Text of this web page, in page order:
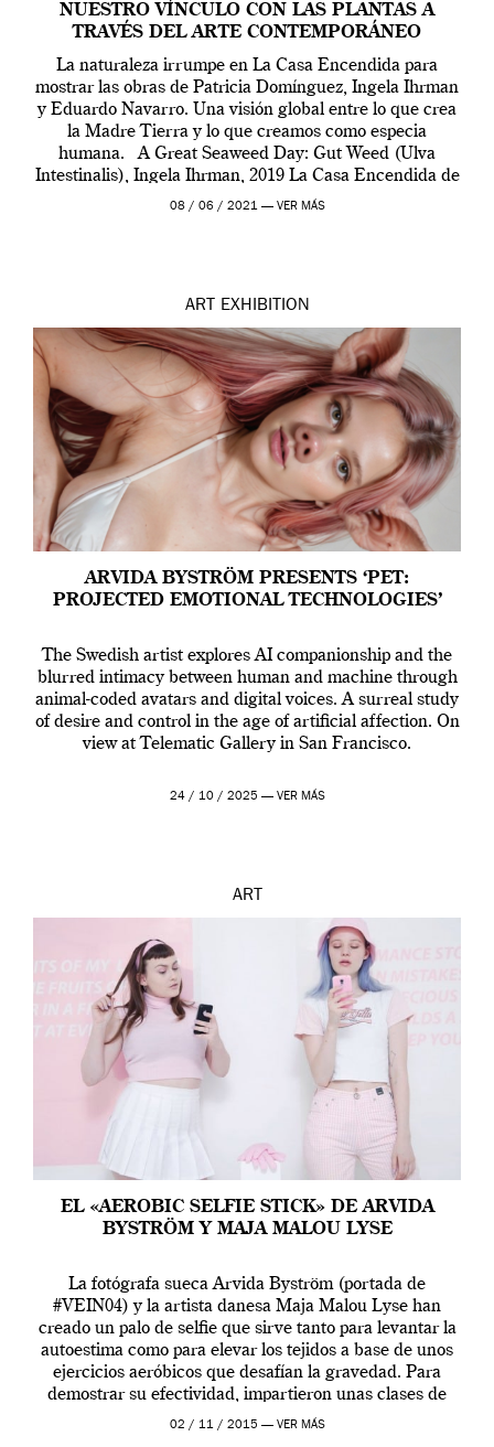
NUESTRO VÍNCULO CON LAS PLANTAS A
TRAVÉS DEL ARTE CONTEMPORÁNEO
La naturaleza irrumpe en La Casa Encendida para
mostrar las obras de Patricia Domínguez, Ingela Ihrman
y Eduardo Navarro. Una visión global entre lo que crea
la Madre Tierra y lo que creamos como especia
humana. A Great Seaweed Day: Gut Weed (Ulva
Intestinalis), Ingela Ihrman, 2019 La Casa Encendida de
Madrid y la Wellcome […]
08 / 06 / 2021 — VER MÁS
ART EXHIBITION
ARVIDA BYSTRÖM PRESENTS ‘PET:
PROJECTED EMOTIONAL TECHNOLOGIES’
The Swedish artist explores AI companionship and the
blurred intimacy between human and machine through
animal-coded avatars and digital voices. A surreal study
of desire and control in the age of artificial affection. On
view at Telematic Gallery in San Francisco.
24 / 10 / 2025 — VER MÁS
ART
EL «AEROBIC SELFIE STICK» DE ARVIDA
BYSTRÖM Y MAJA MALOU LYSE
La fotógrafa sueca Arvida Byström (portada de
#VEIN04) y la artista danesa Maja Malou Lyse han
creado un palo de selfie que sirve tanto para levantar la
autoestima como para elevar los tejidos a base de unos
ejercicios aeróbicos que desafían la gravedad. Para
demostrar su efectividad, impartieron unas clases de
prueba en el Tate […]
02 / 11 / 2015 — VER MÁS